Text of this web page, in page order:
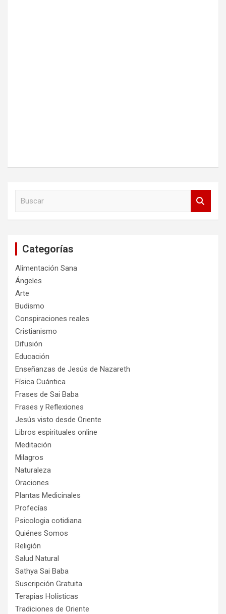
Categorías
Alimentación Sana
Ángeles
Arte
Budismo
Conspiraciones reales
Cristianismo
Difusión
Educación
Enseñanzas de Jesús de Nazareth
Física Cuántica
Frases de Sai Baba
Frases y Reflexiones
Jesús visto desde Oriente
Libros espirituales online
Meditación
Milagros
Naturaleza
Oraciones
Plantas Medicinales
Profecías
Psicologia cotidiana
Quiénes Somos
Religión
Salud Natural
Sathya Sai Baba
Suscripción Gratuita
Terapias Holísticas
Tradiciones de Oriente